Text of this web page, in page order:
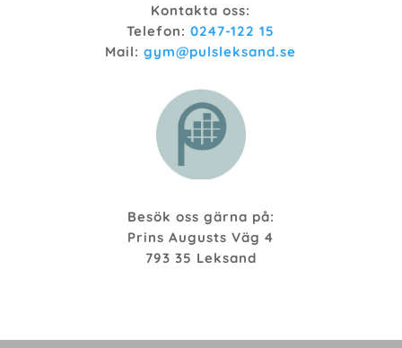
Kontakta oss:
Telefon:0247-122 15
Mail:gym@pulsleksand.se
Besök oss gärna på:
Prins Augusts Väg 4
793 35 Leksand